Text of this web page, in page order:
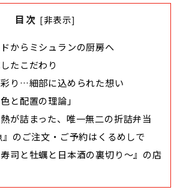
目次 [非表示]
からミシュランの厨房へ
たこだわり
り…細部に込められた想い
と配置の理論」
が詰まった、唯一無二の折詰弁当
』のご注文・ご予約はくるめしで
司と牡蠣と日本酒の裏切り～』の店